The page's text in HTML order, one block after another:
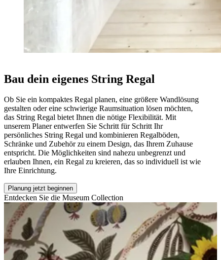
Bau dein eigenes String Regal
Ob Sie ein kompaktes Regal planen, eine größere Wandlösung
gestalten oder eine schwierige Raumsituation lösen möchten,
das String Regal bietet Ihnen die nötige Flexibilität. Mit
unserem Planer entwerfen Sie Schritt für Schritt Ihr
persönliches String Regal und kombinieren Regalböden,
Schränke und Zubehör zu einem Design, das Ihrem Zuhause
entspricht. Die Möglichkeiten sind nahezu unbegrenzt und
erlauben Ihnen, ein Regal zu kreieren, das so individuell ist wie
Ihre Einrichtung.
Planung jetzt beginnen
Entdecken Sie die Museum Collection